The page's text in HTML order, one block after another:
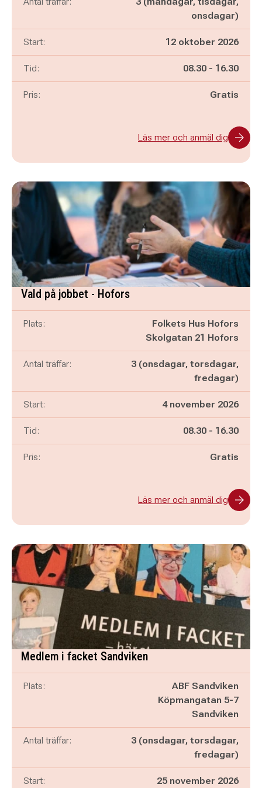
onsdagar)
Start: 12 oktober 2026
Tid: Pågår mellan
08.30 - och
16.30
Pris: Gratis
Läs mer och anmäl dig
Vald på jobbet - Hofors
Plats:
Folkets Hus Hofors
Skolgatan 21 Hofors
Antal träffar:
3 (onsdagar, torsdagar,
fredagar)
Start: 4 november 2026
Tid: Pågår mellan
08.30 - och
16.30
Pris: Gratis
Läs mer och anmäl dig
Medlem i facket Sandviken
Plats:
ABF Sandviken
Köpmangatan 5-7
Sandviken
Antal träffar:
3 (onsdagar, torsdagar,
fredagar)
Start: 25 november 2026